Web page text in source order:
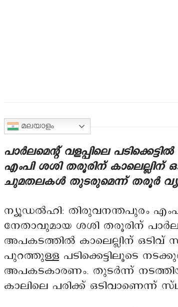
മലയാളം
പാർലമെന്റ് വളപ്പിലെ
എംപി ശശി തരൂരിന് കാലെല്ലിന്
ചുമതലകൾ തുടരുമെന്ന് തരൂർ
ന്യൂഡൽഹി: തിരുവനന്തപുരം
നേതാവുമായ ശശി തരൂരിന്
അപകടത്തിൽ കാലെല്ലിന് ഒടിവ്
പുറത്തുള്ള പടിക്കെട്ടിലൂടെ
അപകടകാരണം. തുടർന്ന്
കാലിലെ പരിക്ക് ഒടിവാണെന്ന്